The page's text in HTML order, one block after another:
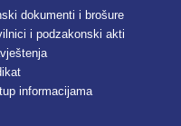
dokumenti i brošure
i podzakonski akti
informacijama